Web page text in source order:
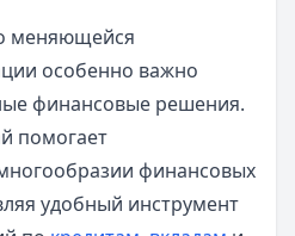
меняющейся
особенно важно
финансовые решения.
помогает
финансовых
удобный инструмент